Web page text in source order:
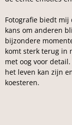
Fotografie biedt
kans om anderen
bijzondere
komt sterk terug in
met oog voor
het leven kan zijn
koesteren.